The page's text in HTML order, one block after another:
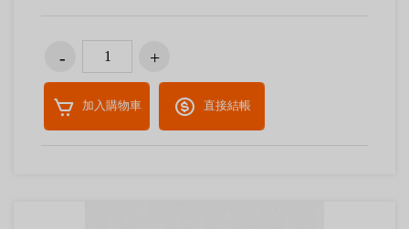
加入購物車 直接結帳